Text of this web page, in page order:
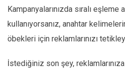
Kampanyalarınızda sıralı
kullanıyorsanız, anahtar
öbekleri için reklamlarınızı
İstediğiniz son şey,